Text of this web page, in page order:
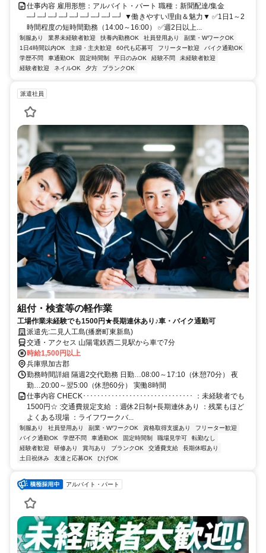
仕事内容 雇用形態：アルバイト・パート 職種：新聞配達/集金
─┘─┘─┘─┘─┘─┘─┘─┘─┘ ▼働きやすい理由＆魅力▼ ✅1日1～2
時間程度の短時間勤務（14:00～16:00） ✅週2日以上...
制服あり 業界未経験者歓迎 扶養内勤務OK 社員登用あり
副業・WワークOK
1日4時間以内OK
主婦・主夫歓迎 60代も応募可 フリーター歓迎
バイク通勤OK
学歴不問
車通勤OK 固定時間制 平日のみOK 経験不問
未経験者歓迎
経験者歓迎
ネイルOK 夕方 ブランクOK
派遣社員
組付・検査等の軽作業
工場作業未経験でも1500円★長期連休あり♪車・バイク通勤可
派遣先:二見人工島(播磨町東新島)
交通・アクセス 山陽電鉄西二見駅から車で7分
時給1,500円以上
兵庫県加古郡
勤務時間詳細 隔週2交代勤務 日勤…08:00～17:10（休憩70分） 夜
勤…20:00～翌5:00（休憩60分） 実働8時間
仕事内容 CHECK･･･････････････････････････････ ：未経験者でも
1500円☆ :交通費規定支給 ：週休2日制+長期連休あり ：残業もほど
よくある現場 ：ライフワークバ...
制服あり 社員登用あり 副業・WワークOK 資格取得支援あり
フリーター歓迎
バイク通勤OK
学歴不問 車通勤OK 固定時間制 職場見学可
転勤なし
経験者歓迎
研修あり 賞与あり ブランクOK 交通費支給
長期休暇あり
土日祝休み
友達と応募OK ひげOK
アルバイト・パート